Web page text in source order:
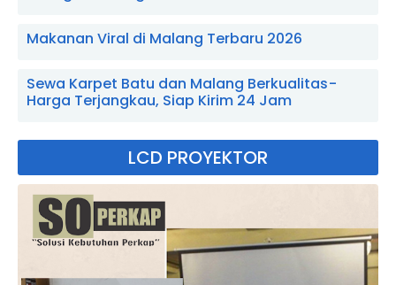
Makanan Viral di Malang Terbaru 2026
Sewa Karpet Batu dan Malang Berkualitas -
Harga Terjangkau, Siap Kirim 24 Jam
LCD PROYEKTOR